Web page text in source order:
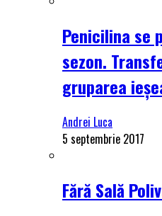
Penicilina se
sezon.
gruparea
Andrei Luca
5 septembrie 2017
Fără Sală